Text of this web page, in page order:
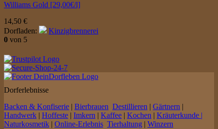
Williams Gold [29,00€/l]
14,50 €
Dorfladen:
Kinzigbrennerei
0 von 5
Dorferlebnisse
Backen & Konfiserie | Bierbrauen Destillieren | Gärtnern |
Handwerk | Hoffeste | Imkern | Kaffee | Kochen | Kräuterkunde |
Naturkosmetik | Online-Erlebnis Tierhaltung | Winzern